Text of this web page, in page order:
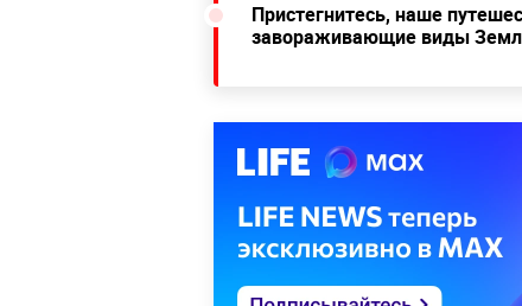
Пристегнитесь, наше
завораживающие виды